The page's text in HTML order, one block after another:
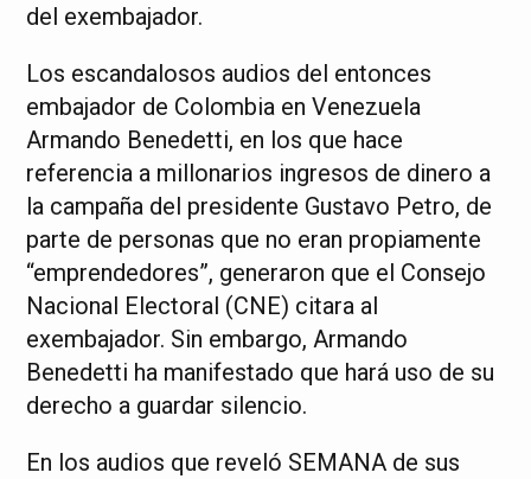
del exembajador.
Los escandalosos audios del entonces
embajador de Colombia en Venezuela
Armando Benedetti, en los que hace
referencia a millonarios ingresos de dinero a
la campaña del presidente Gustavo Petro, de
parte de personas que no eran propiamente
“emprendedores”, generaron que el Consejo
Nacional Electoral (CNE) citara al
exembajador. Sin embargo, Armando
Benedetti ha manifestado que hará uso de su
derecho a guardar silencio.
En los audios que reveló SEMANA de sus